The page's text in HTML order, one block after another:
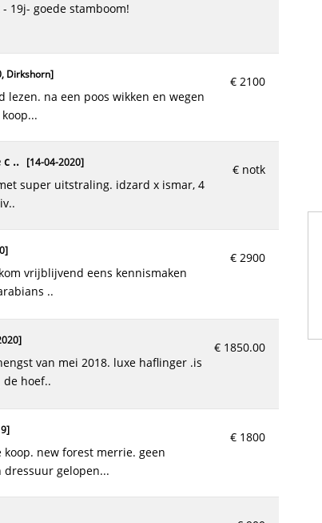
- 19j- goede stamboom!
€ 2100
Dirkshorn]
€ notk
c .. [14-04-2020]
€ 2900
..
€ 1850.00
hoef..
€ 1800
gelopen...